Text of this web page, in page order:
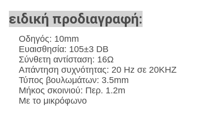
ειδική προδιαγραφή:
Οδηγός: 10mm
Ευαισθησία: 105±3 DB
Σύνθετη αντίσταση: 16Ω
Απάντηση συχνότητας: 20 Hz σε 20KHZ
Τύπος βουλωμάτων: 3.5mm
Μήκος σκοινιού: Περ. 1.2m
Με το μικρόφωνο